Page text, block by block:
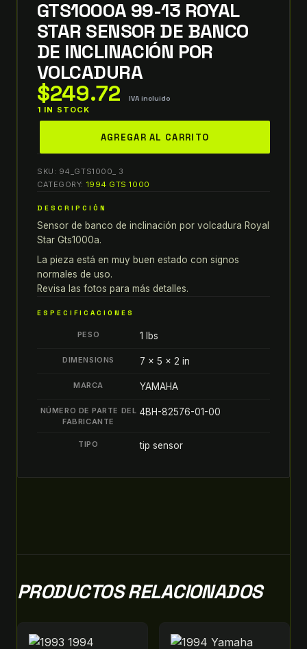
GTS1000A 99-13 ROYAL
STAR SENSOR DE BANCO
DE INCLINACIÓN POR
VOLCADURA
$249.72 IVA incluido
1 IN STOCK
gts1000a
13
royal
star
SENSOR
DE
BANCO
DE
VOLCADURA
AGREGAR AL CARRITO
SKU: 94_GTS1000_ 3
CATEGORY: 1994 GTS 1000
DESCRIPCIÓN
Sensor de banco de inclinación por volcadura Royal
Star Gts1000a.
La pieza está en muy buen estado con signos
normales de uso.
Revisa las fotos para más detalles.
ESPECIFICACIONES
PESO 1 lbs
DIMENSIONS 7 × 5 × 2 in
MARCA YAMAHA
NÚMERO DE PARTE DEL
FABRICANTE
4BH-82576-01-00
TIPO tip sensor
PRODUCTOS RELACIONADOS